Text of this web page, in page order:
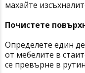
махайте
Почистете
Определете един
от мебелите в
се превърне в